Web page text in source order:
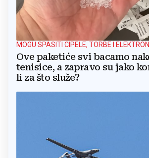
MOGU SPASITI CIPELE, TORBE I
Ove paketiće svi bacamo
tenisice, a zapravo su jako
li za što služe?